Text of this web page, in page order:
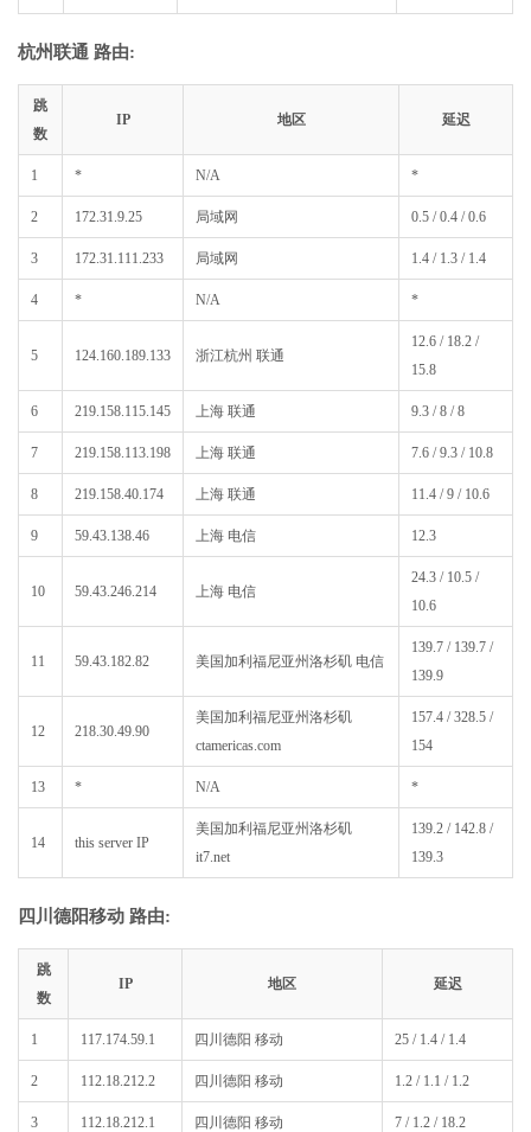
杭州联通 路由:
跳
数
IP 地区 延迟
1 * N/A *
2 172.31.9.25 局域网 0.5 / 0.4 / 0.6
3 172.31.111.233 局域网 1.4 / 1.3 / 1.4
4 * N/A *
5 124.160.189.133 浙江杭州 联通
12.6 / 18.2 /
15.8
6 219.158.115.145 上海 联通 9.3 / 8 / 8
7 219.158.113.198 上海 联通 7.6 / 9.3 / 10.8
8 219.158.40.174 上海 联通 11.4 / 9 / 10.6
9 59.43.138.46 上海 电信 12.3
10 59.43.246.214 上海 电信
24.3 / 10.5 /
10.6
11 59.43.182.82 美国加利福尼亚州洛杉矶 电信
139.7 / 139.7 /
139.9
12 218.30.49.90
美国加利福尼亚州洛杉矶
ctamericas.com
157.4 / 328.5 /
154
13 * N/A *
14 this server IP
美国加利福尼亚州洛杉矶
it7.net
139.2 / 142.8 /
139.3
四川德阳移动 路由:
跳
数
IP 地区 延迟
1 117.174.59.1 四川德阳 移动 25 / 1.4 / 1.4
2 112.18.212.2 四川德阳 移动 1.2 / 1.1 / 1.2
3 112.18.212.1 四川德阳 移动 7 / 1.2 / 18.2